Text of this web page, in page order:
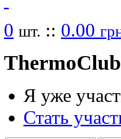
0 шт. :: 0.00
ThermoClub
Я уже
Стать